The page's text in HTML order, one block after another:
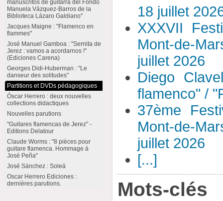
18 juillet
XXXVII
Mont-de-
juillet 2026
Diego
flamenco" /
37ème
Mont-de-
juillet 2026
[...]
Mots-clés
manuscritos de guitarra del Fondo
Manuela Vázquez-Barros de la
Biblioteca Lázaro Galdiano"
Jacques Maigne : "Flamenco en
flammes"
José Manuel Gamboa : "Sernita de
Jerez : vamos a acordarnos !"
(Ediciones Carena)
Georges Didi-Huberman : "Le
danseur des solitudes"
Partitions et DVDs pédagogiques
Óscar Herrero : deux nouvelles
collections didactiques
Nouvelles parutions
"Guitares flamencas de Jerez" -
Editions Delatour
Claude Worms : "8 pièces pour
guitare flamenca. Hommage à
José Peña"
José Sánchez : Soleá
Oscar Herrero Ediciones :
dernières parutions.